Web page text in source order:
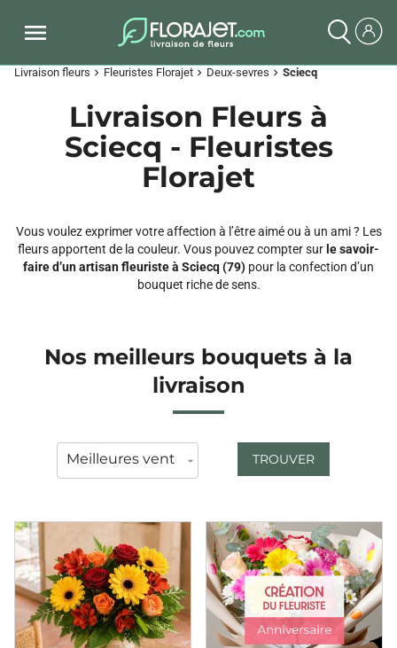
Livraison fleurs chevron_right Fleuristes Florajet chevron_right Deux-sevres chevron_right Sciecq
Livraison Fleurs à
Sciecq - Fleuristes
Florajet
Vous voulez exprimer votre affection à l’être aimé ou à un ami ? Les
fleurs apportent de la couleur. Vous pouvez compter sur le savoir-
faire d’un artisan fleuriste à Sciecq (79) pour la confection d’un
bouquet riche de sens.
Nos meilleurs bouquets à la
livraison
TROUVER